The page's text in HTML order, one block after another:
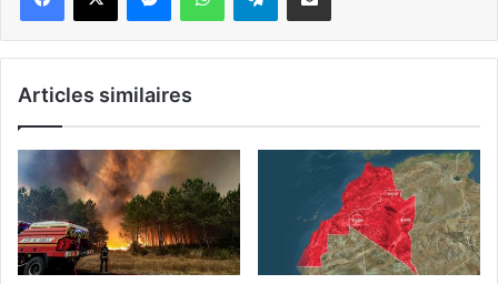
Articles similaires